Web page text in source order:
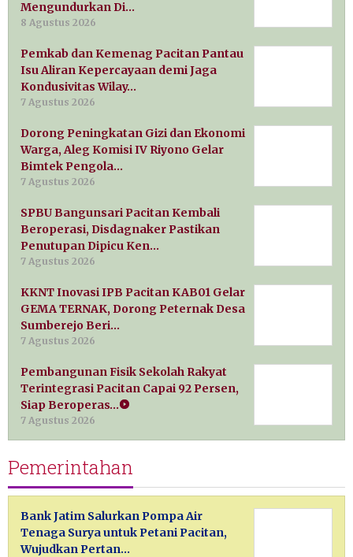
Mengundurkan Di…
8 Agustus 2026
Pemkab dan Kemenag Pacitan Pantau
Isu Aliran Kepercayaan demi Jaga
Kondusivitas Wilay…
7 Agustus 2026
Dorong Peningkatan Gizi dan Ekonomi
Warga, Aleg Komisi IV Riyono Gelar
Bimtek Pengola…
7 Agustus 2026
SPBU Bangunsari Pacitan Kembali
Beroperasi, Disdagnaker Pastikan
Penutupan Dipicu Ken…
7 Agustus 2026
KKNT Inovasi IPB Pacitan KAB01 Gelar
GEMA TERNAK, Dorong Peternak Desa
Sumberejo Beri…
7 Agustus 2026
Pembangunan Fisik Sekolah Rakyat
Terintegrasi Pacitan Capai 92 Persen,
Siap Beroperas…
7 Agustus 2026
Pemerintahan
Bank Jatim Salurkan Pompa Air
Tenaga Surya untuk Petani Pacitan,
Wujudkan Pertan…